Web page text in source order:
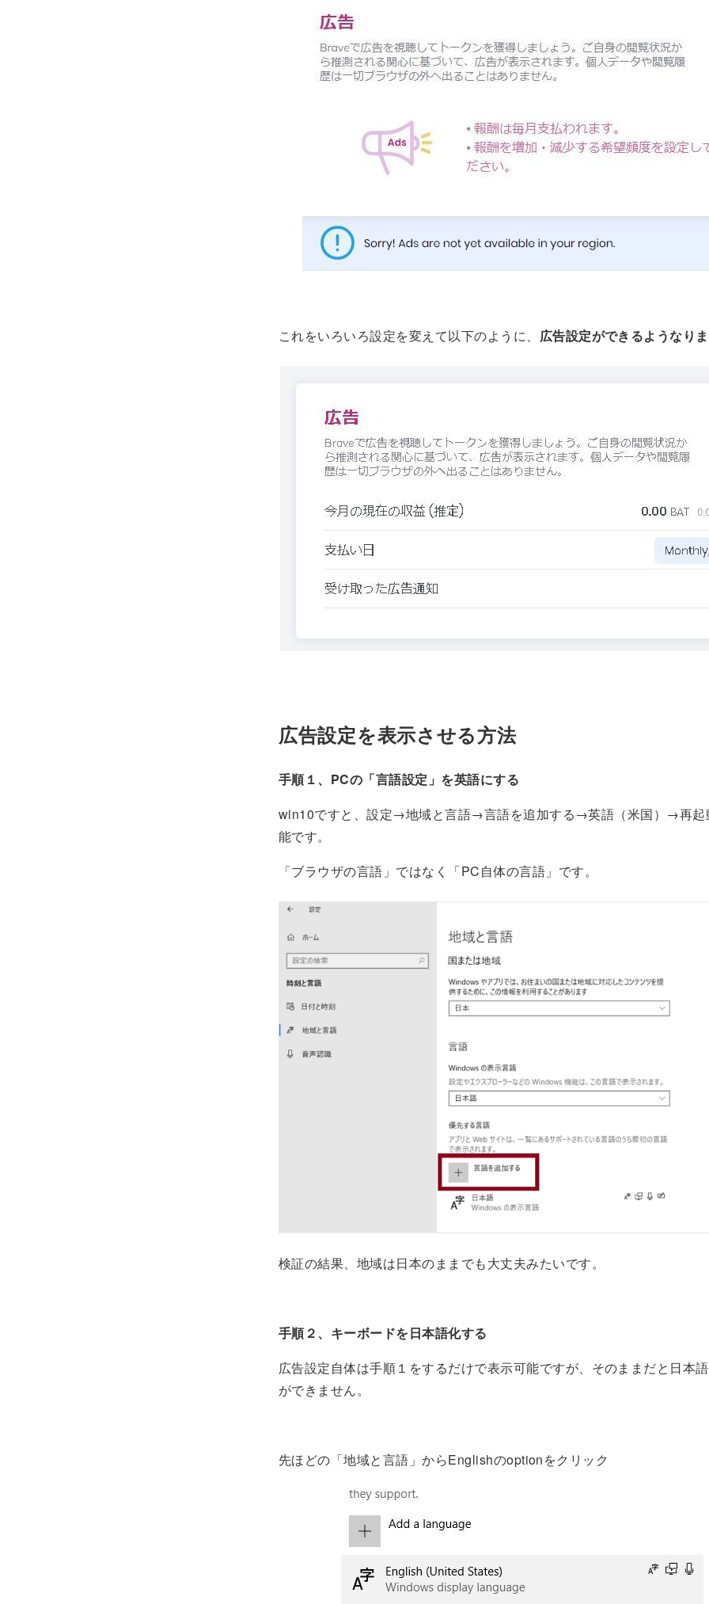
これをいろいろ設定を変えて以下のように、 広告設定ができるようなり
広告設定を表示させる方法
手順１、PCの「言語設定」を英語にする
win10ですと、設定→地域と言語→言語を追加する→英語（米国）→再起
能です。
「ブラウザの言語」ではなく「PC自体の言語」です。
検証の結果、地域は日本のままでも大丈夫みたいです。
手順２、キーボードを日本語化する
広告設定自体は手順１をするだけで表示可能ですが、そのままだと日本
ができません。
先ほどの「地域と言語」からEnglishのoptionをクリック